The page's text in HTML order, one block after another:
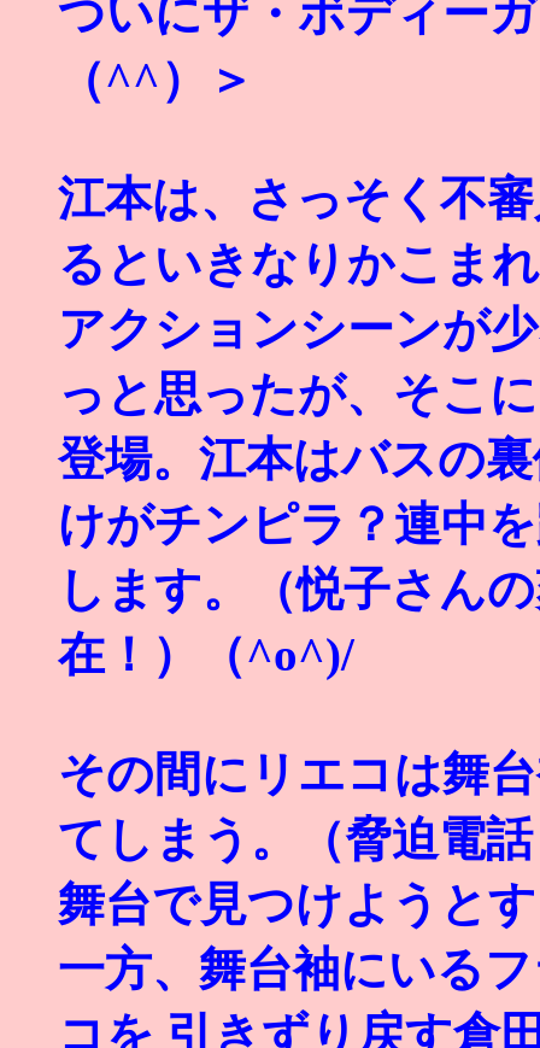
ついにザ・ボディー
（^^）＞
江本は、さっそく不
るといきなりかこま
アクションシーンが
っと思ったが、そこ
登場。江本はバスの
けがチンピラ？連中
します。（悦子さん
在！）（^o^)/
その間にリエコは舞
てしまう。（脅迫電
舞台で見つけようと
一方、舞台袖にいる
コを 引きずり戻す倉